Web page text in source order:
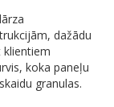
dažādu
klientiem
koka paneļu
granulas.